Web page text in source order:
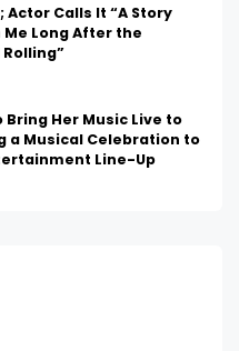
Actor Calls It “A Story
Long After the
Her Music Live to
a Musical Celebration to
Line-Up